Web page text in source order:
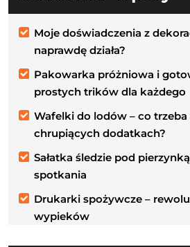
Moje doświadczenia z
naprawdę działa?
Pakowarka próżniowa i
prostych trików dla każdego
Wafelki do lodów – co trzeba
chrupiących dodatkach?
Sałatka śledzie pod
spotkania
Drukarki spożywcze –
wypieków